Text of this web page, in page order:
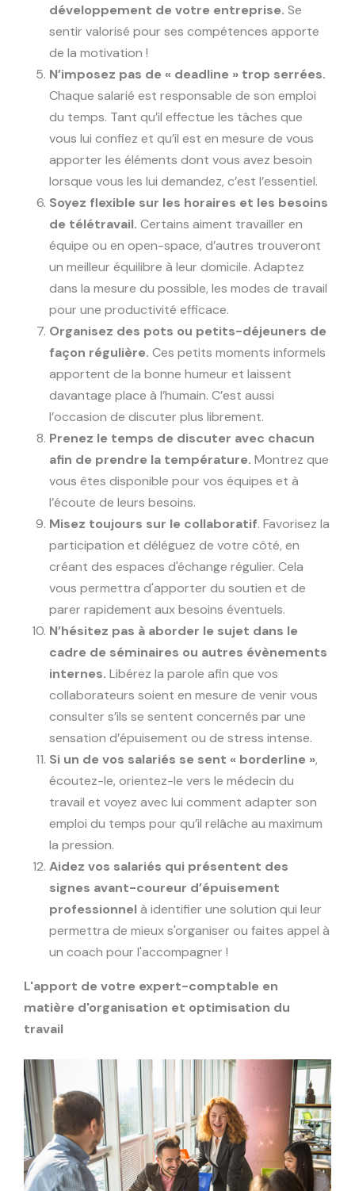
développement de votre entreprise. Se
sentir valorisé pour ses compétences apporte
de la motivation !
N’imposez pas de « deadline » trop serrées.
Chaque salarié est responsable de son emploi
du temps. Tant qu’il effectue les tâches que
vous lui confiez et qu’il est en mesure de vous
apporter les éléments dont vous avez besoin
lorsque vous les lui demandez, c’est l’essentiel.
Soyez flexible sur les horaires et les besoins
de télétravail. Certains aiment travailler en
équipe ou en open-space, d’autres trouveront
un meilleur équilibre à leur domicile. Adaptez
dans la mesure du possible, les modes de travail
pour une productivité efficace.
Organisez des pots ou petits-déjeuners de
façon régulière. Ces petits moments informels
apportent de la bonne humeur et laissent
davantage place à l’humain. C’est aussi
l’occasion de discuter plus librement.
Prenez le temps de discuter avec chacun
afin de prendre la température. Montrez que
vous êtes disponible pour vos équipes et à
l’écoute de leurs besoins.
Misez toujours sur le collaboratif. Favorisez la
participation et déléguez de votre côté, en
créant des espaces d'échange régulier. Cela
vous permettra d'apporter du soutien et de
parer rapidement aux besoins éventuels.
N’hésitez pas à aborder le sujet dans le
cadre de séminaires ou autres évènements
internes. Libérez la parole afin que vos
collaborateurs soient en mesure de venir vous
consulter s’ils se sentent concernés par une
sensation d’épuisement ou de stress intense.
Si un de vos salariés se sent « borderline »,
écoutez-le, orientez-le vers le médecin du
travail et voyez avec lui comment adapter son
emploi du temps pour qu’il relâche au maximum
la pression.
Aidez vos salariés qui présentent des
signes avant-coureur d’épuisement
professionnelà identifier une solution qui leur
permettra de mieux s'organiser ou faites appel à
un coach pour l'accompagner !
L'apport de votre expert-comptable en
matière d'organisation et optimisation du
travail